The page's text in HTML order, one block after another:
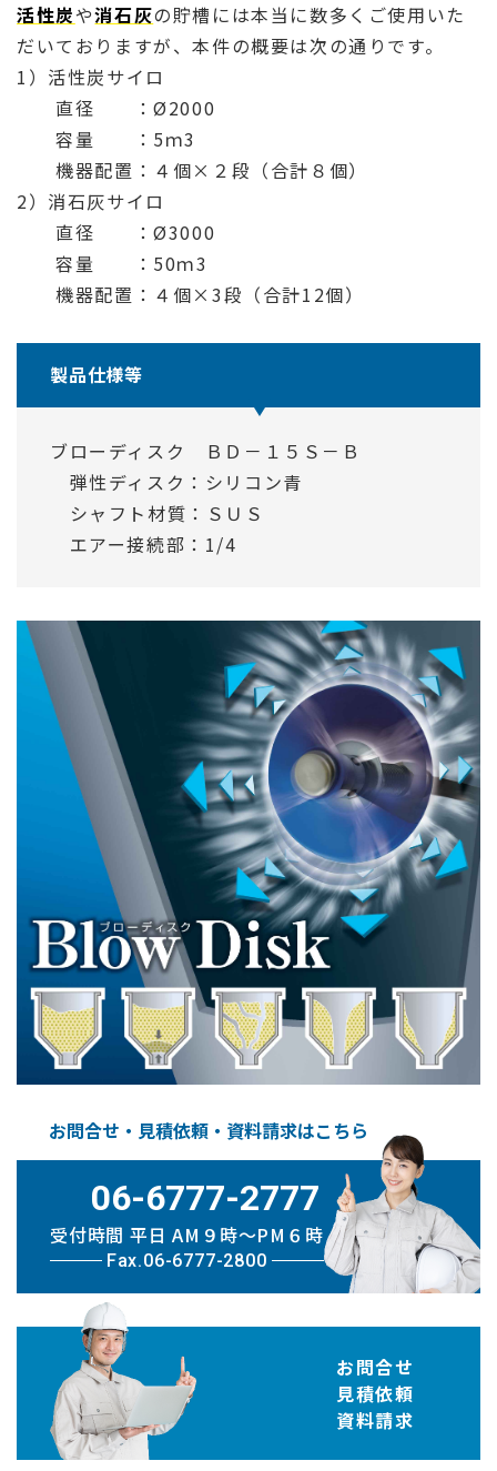
活性炭や消石灰の貯槽には本当に数多くご使用いた
だいておりますが、本件の概要は次の通りです。
1）活性炭サイロ
直径 ：Ø2000
容量 ：5ｍ3
機器配置：４個×２段（合計８個）
2）消石灰サイロ
直径 ：Ø3000
容量 ：50ｍ3
機器配置：４個×3段（合計12個）
製品仕様等
ブローディスク ＢＤ－１５Ｓ－Ｂ
弾性ディスク：シリコン青
シャフト材質：ＳＵＳ
エアー接続部：1/4
お問合せ・見積依頼・資料請求はこちら
06-6777-2777
受付時間 平日 AM９時〜PM６時
Fax.06-6777-2800
お問合せ
見積依頼
資料請求